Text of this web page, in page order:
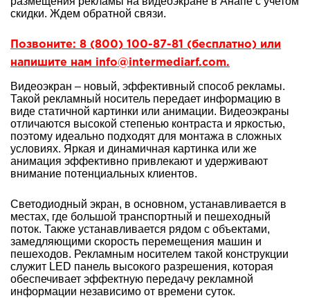
скидки. Ждем обратной связи.
Позвоните: 8 (800) 100-87-81 (бесплатно) или
напишите нам info@intermediarf.com.
Видеоэкран – новый, эффективный способ рекламы.
Такой рекламный носитель передает информацию в
виде статичной картинки или анимации. Видеоэкраны
отличаются высокой степенью контраста и яркостью,
поэтому идеально подходят для монтажа в сложных
условиях. Яркая и динамичная картинка или же
анимация эффективно привлекают и удерживают
внимание потенциальных клиентов.
Светодиодный экран, в основном, устанавливается в
местах, где большой транспортный и пешеходный
поток. Также устанавливается рядом с объектами,
замедляющими скорость перемещения машин и
пешеходов. Рекламным носителем такой конструкции
служит LED панель высокого разрешения, которая
обеспечивает эффектную передачу рекламной
информации независимо от времени суток.